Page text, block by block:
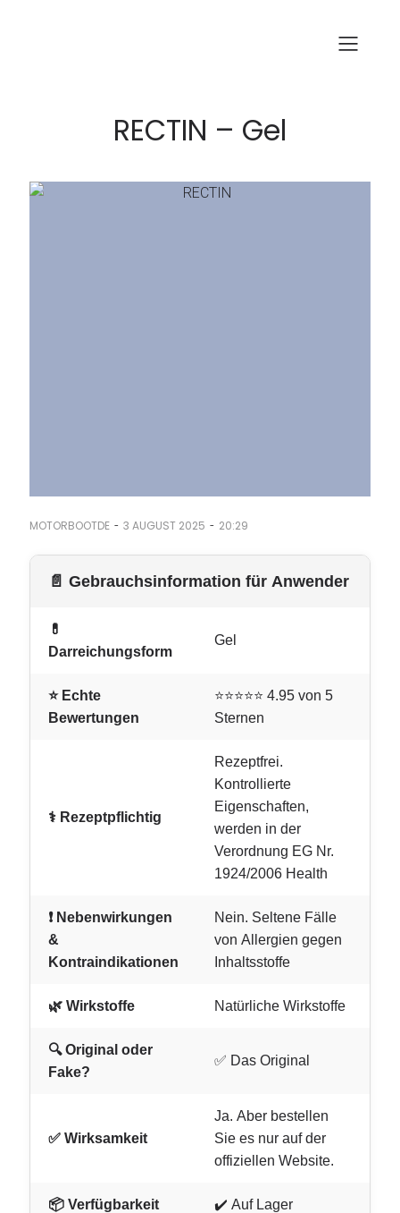
RECTIN – Gel
MOTORBOOTDE - 3 AUGUST 2025 - 20:29
📄 Gebrauchsinformation für Anwender
💊
Darreichungsform
Gel
⭐ Echte
Bewertungen
⭐⭐⭐⭐⭐ 4.95 von 5
Sternen
⚕️ Rezeptpflichtig
Rezeptfrei.
Kontrollierte
Eigenschaften,
werden in der
Verordnung EG Nr.
1924/2006 Health
❗ Nebenwirkungen
&
Kontraindikationen
Nein. Seltene Fälle
von Allergien gegen
Inhaltsstoffe
🌿 Wirkstoffe Natürliche Wirkstoffe
🔍 Original oder
Fake?
✅ Das Original
✅ Wirksamkeit
Ja. Aber bestellen
Sie es nur auf der
offiziellen Website.
📦 Verfügbarkeit ✔️ Auf Lager